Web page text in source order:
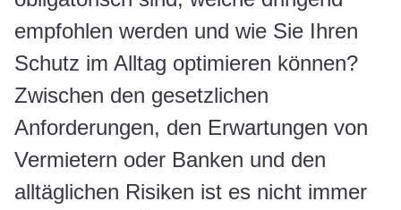
empfohlen werden und wie Sie Ihren
Schutz im Alltag optimieren können?
Zwischen den gesetzlichen
Anforderungen, den Erwartungen von
Vermietern oder Banken und den
alltäglichen Risiken ist es nicht immer